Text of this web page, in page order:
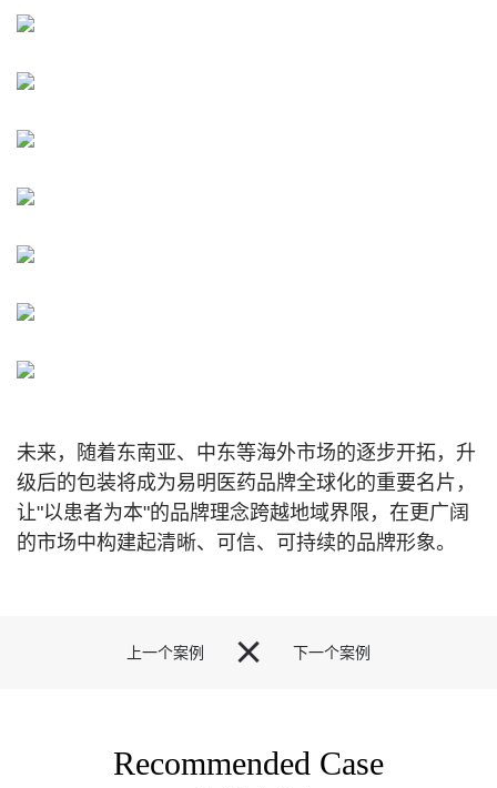
未来，随着东南亚、中东等海外市场的逐步开拓，升
级后的包装将成为易明医药品牌全球化的重要名片，
让"以患者为本"的品牌理念跨越地域界限，在更广阔
的市场中构建起清晰、可信、可持续的品牌形象。
上一个案例 下一个案例

Recommended Case